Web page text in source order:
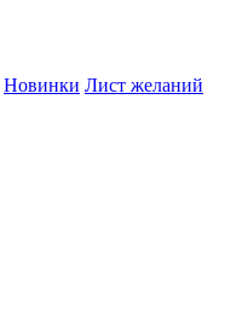
Новинки Лист желаний